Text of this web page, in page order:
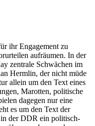
ihr Engagement zu
aufräumen. In der
zentrale Schwächen im
Hermlin, der nicht müde
allein um den Text eines
Marotten, politische
dagegen nur eine
es um den Text der
der DDR ein politisch-